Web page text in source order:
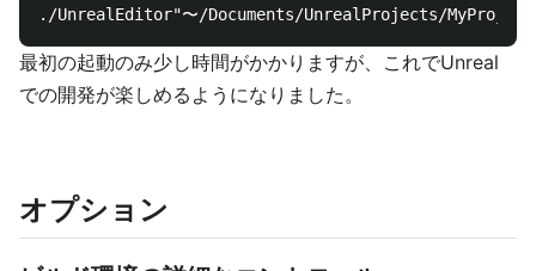
./UnrealEditor"〜/Documents/UnrealProjects/
最初の起動のみ少し時間がかかりますが、これでUnreal
での開発が楽しめるようになりました。
オプション